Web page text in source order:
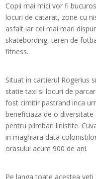
Copii mai mici vor fi
locuri de catarat, zone cu
asfalt iar cei mai mari
skatebording, teren de
fitness.
Situat in cartierul Rogerius
statie taxi si locuri de
fost cimitir pastrand inca
beneficiaza de o
pentru plimbari linistite.
in maghiara data
orasului acum 900 de ani.
Pe langa toate acestea